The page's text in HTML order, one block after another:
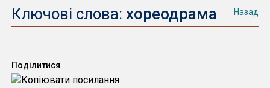
Ключові слова: хореодрама Назад
Поділитися